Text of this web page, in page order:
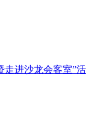
走进沙龙会客室”活